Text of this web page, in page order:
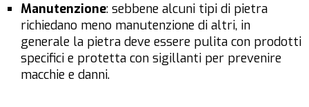
Manutenzione: sebbene alcuni tipi di pietra
richiedano meno manutenzione di altri, in
generale la pietra deve essere pulita con prodotti
specifici e protetta con sigillanti per prevenire
macchie e danni.